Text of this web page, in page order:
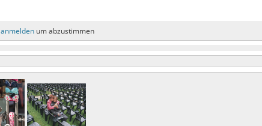
anmelden um abzustimmen